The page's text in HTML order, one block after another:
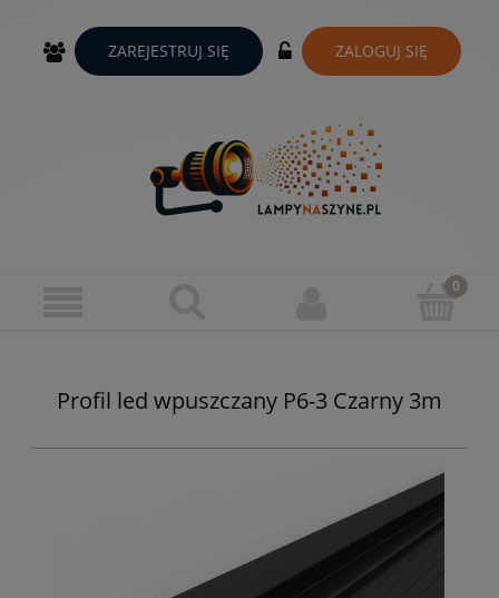
ZAREJESTRUJ SIĘ ZALOGUJ SIĘ
Profil led wpuszczany P6-3 Czarny 3m